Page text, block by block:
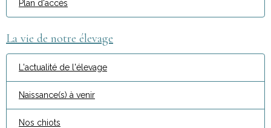
Plan d'accès
La vie de notre élevage
L'actualité de l'élevage
Naissance(s) à venir
Nos chiots